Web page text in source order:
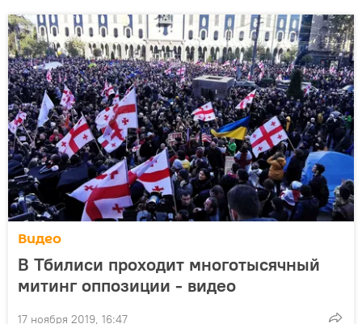
Видео
В Тбилиси проходит многотысячный
митинг оппозиции - видео
17 ноября 2019, 16:47